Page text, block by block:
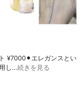
¥7000⚫︎エレガンスとい
し…続きを見る